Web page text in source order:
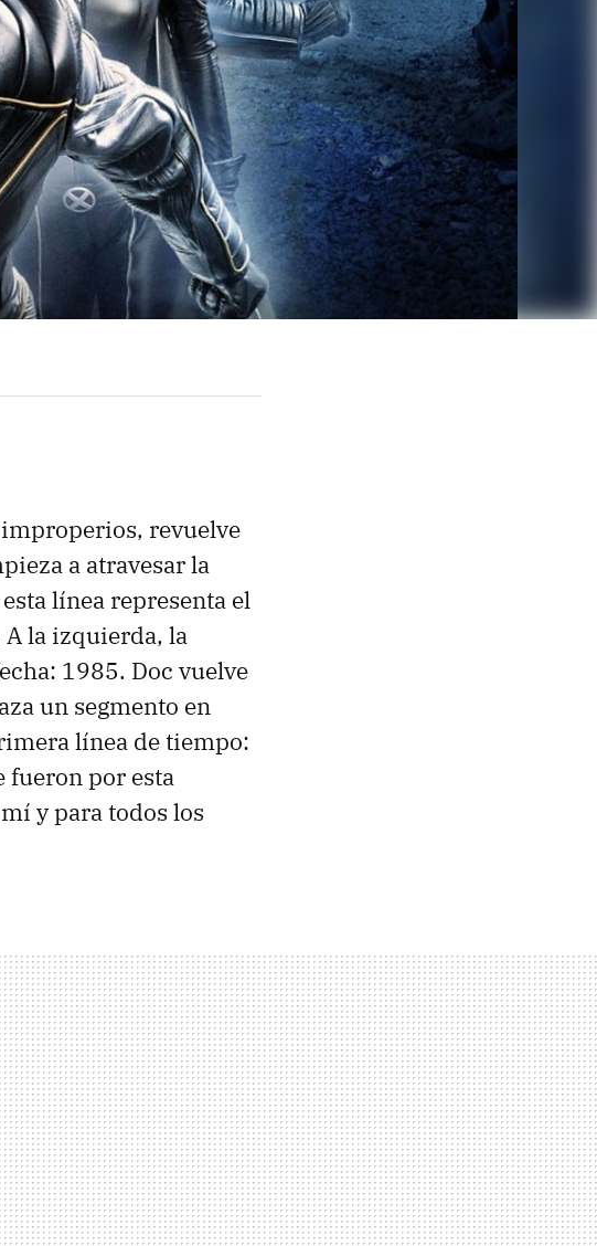
revuelve
a atravesar la
línea representa el
A la izquierda, la
1985. Doc vuelve
un segmento en
línea de tiempo:
fueron por esta
y para todos los